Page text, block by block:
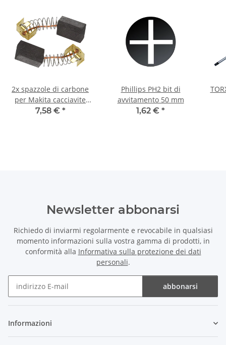
2x spazzole di carbone
per Makita cacciavite
6000R 5 x 8 x 11 mm
7,58 € *
Phillips PH2 bit di
avvitamento 50 mm
1,62 € *
Newsletter abbonarsi
Richiedo di inviarmi regolarmente e revocabile in qualsiasi
momento informazioni sulla vostra gamma di prodotti, in
conformità alla Informativa sulla protezione dei dati
personali.
abbonarsi
Informazioni